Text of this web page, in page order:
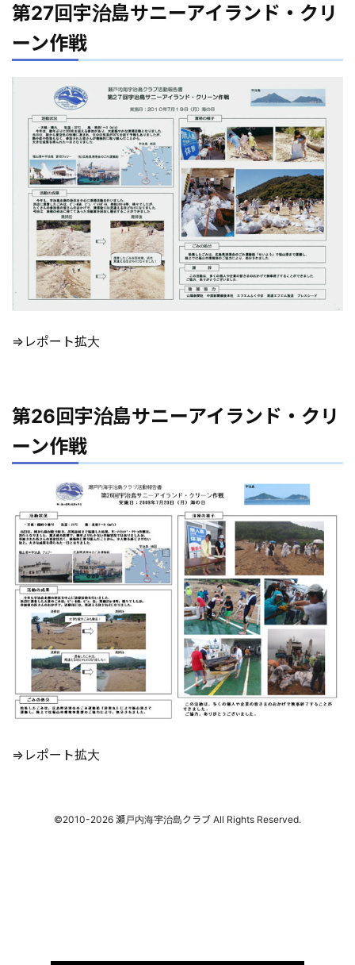
第27回宇治島サニーアイランド・クリ
ーン作戦
⇒レポート拡大
第26回宇治島サニーアイランド・クリ
ーン作戦
⇒レポート拡大
©2010-2026 瀬戸内海宇治島クラブ All Rights Reserved.